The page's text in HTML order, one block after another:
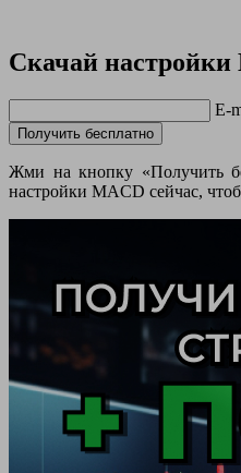
Скачай настройки
E-
Получить бесплатно
Жми на кнопку «Получить
настройки MACD сейчас,